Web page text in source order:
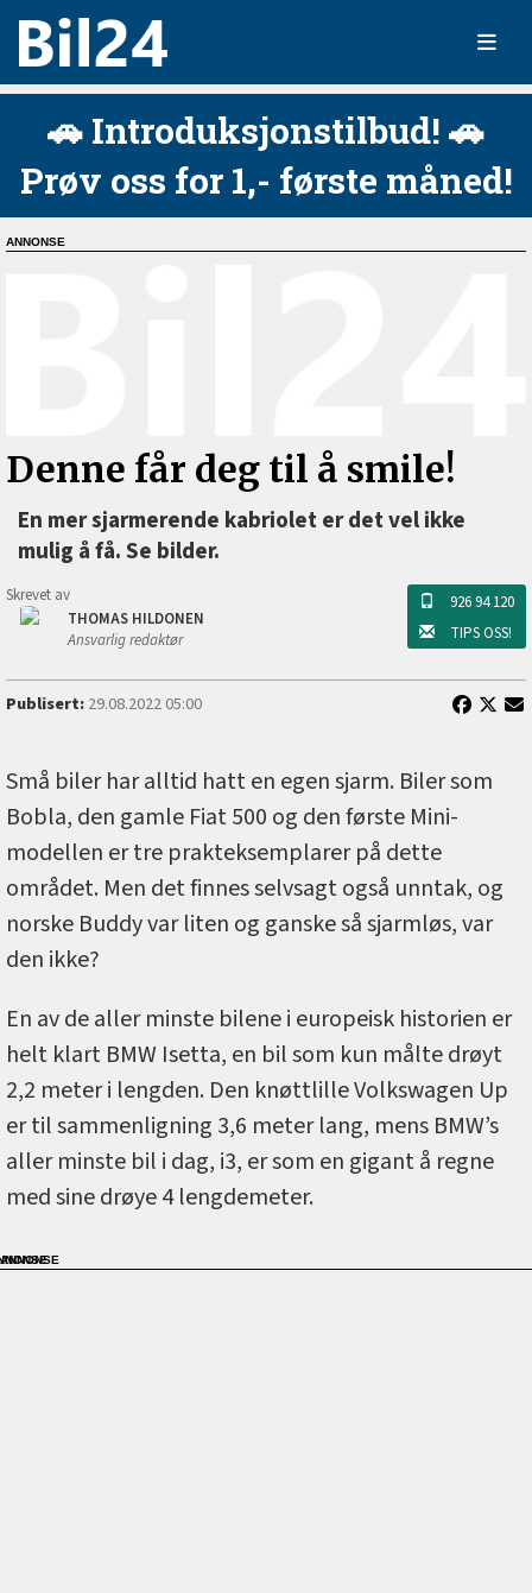
🚗 Introduksjonstilbud! 🚗
Prøv oss for 1,- første måned!
Denne får deg til å smile!
En mer sjarmerende kabriolet er det vel ikke
mulig å få. Se bilder.
Skrevet av
THOMAS HILDONEN
Ansvarlig redaktør
926 94 120
TIPS OSS!
Publisert:29.08.2022 05:00
Små biler har alltid hatt en egen sjarm. Biler som
Bobla, den gamle Fiat 500 og den første Mini-
modellen er tre prakteksemplarer på dette
området. Men det finnes selvsagt også unntak, og
norske Buddy var liten og ganske så sjarmløs, var
den ikke?
En av de aller minste bilene i europeisk historien er
helt klart BMW Isetta, en bil som kun målte drøyt
2,2 meter i lengden. Den knøttlille Volkswagen Up
er til sammenligning 3,6 meter lang, mens BMW’s
aller minste bil i dag, i3, er som en gigant å regne
med sine drøye 4 lengdemeter.